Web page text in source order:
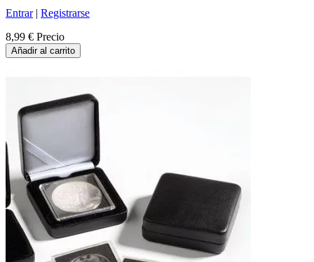
Entrar| Registrarse
8,99 € Precio
Añadir al carrito